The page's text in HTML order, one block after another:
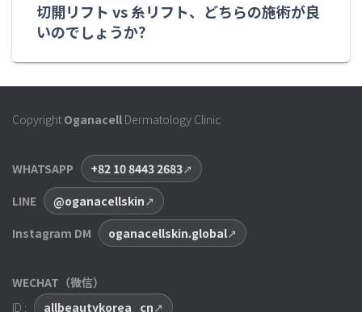
切開リフト vs 糸リフト、どちらの施術が良
いのでしょうか？
Copyright Oganacell Dermatology Clinic
WHATSAPP
+82 10 8443 2683
LINE
@oganacellskin
Instagram DM
oganacellskin.global
WECHAT（微信）
ID :
allbeautykorea_cn